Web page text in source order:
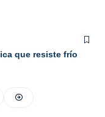
que resiste frío